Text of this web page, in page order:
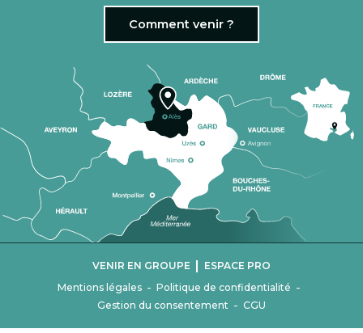
Comment venir ?
Mentions légales - Politique de confidentialité -
Gestion du consentement - CGU
VENIR EN GROUPE | ESPACE PRO